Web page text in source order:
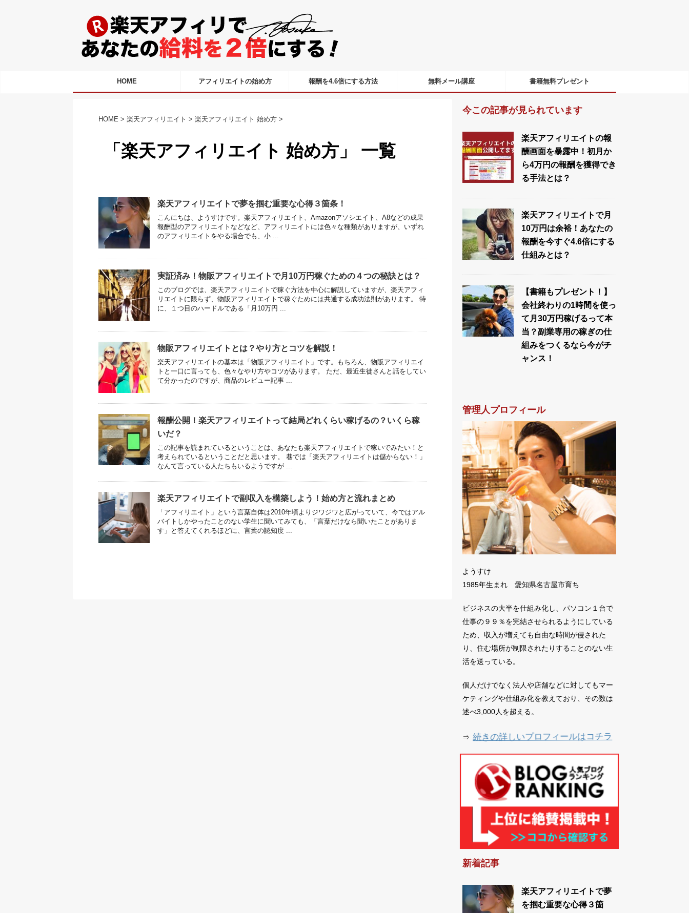
HOME アフィリエイトの始め方 報酬を4.6倍にする方法 無料メール講座 書籍無料プレゼント
HOME > 楽天アフィリエイト > 楽天アフィリエイト 始め方 >
「楽天アフィリエイト 始め方」 一覧
楽天アフィリエイトで夢を掴む重要な心得３箇条！
こんにちは、ようすけです。楽天アフィリエイト、Amazonアソシエイト、A8などの成果
報酬型のアフィリエイトなどなど、アフィリエイトには色々な種類がありますが、いずれ
のアフィリエイトをやる場合でも、小 ...
実証済み！物販アフィリエイトで月10万円稼ぐための４つの秘訣とは？
このブログでは、楽天アフィリエイトで稼ぐ方法を中心に解説していますが、楽天アフィ
リエイトに限らず、物販アフィリエイトで稼ぐためには共通する成功法則があります。 特
に、１つ目のハードルである「月10万円 ...
物販アフィリエイトとは？やり方とコツを解説！
楽天アフィリエイトの基本は「物販アフィリエイト」です。もちろん、物販アフィリエイ
トと一口に言っても、色々なやり方やコツがあります。 ただ、最近生徒さんと話をしてい
て分かったのですが、商品のレビュー記事 ...
報酬公開！楽天アフィリエイトって結局どれくらい稼げるの？いくら稼
いだ？
この記事を読まれているということは、あなたも楽天アフィリエイトで稼いでみたい！と
考えられているということだと思います。 巷では「楽天アフィリエイトは儲からない！」
なんて言っている人たちもいるようですが ...
楽天アフィリエイトで副収入を構築しよう！始め方と流れまとめ
「アフィリエイト」という言葉自体は2010年頃よりジワジワと広がっていて、今ではアル
バイトしかやったことのない学生に聞いてみても、「言葉だけなら聞いたことがありま
す」と答えてくれるほどに、言葉の認知度 ...
今この記事が見られています
楽天アフィリエイトの報
酬画面を暴露中！初月か
ら4万円の報酬を獲得でき
る手法とは？
楽天アフィリエイトで月
10万円は余裕！あなたの
報酬を今すぐ4.6倍にする
仕組みとは？
【書籍もプレゼント！】
会社終わりの1時間を使っ
て月30万円稼げるって本
当？副業専用の稼ぎの仕
組みをつくるなら今がチ
ャンス！
管理人プロフィール
ようすけ
1985年生まれ 愛知県名古屋市育ち
ビジネスの大半を仕組み化し、パソコン１台で
仕事の９９％を完結させられるようにしている
ため、収入が増えても自由な時間が侵された
り、住む場所が制限されたりすることのない生
活を送っている。
個人だけでなく法人や店舗などに対してもマー
ケティングや仕組み化を教えており、その数は
述べ3,000人を超える。
⇒ 続きの詳しいプロフィールはコチラ
新着記事
楽天アフィリエイトで夢
を掴む重要な心得３箇